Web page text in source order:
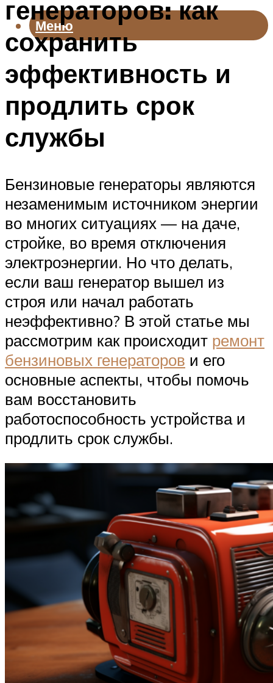
Меню
генераторов: как
сохранить
эффективность и
продлить срок
службы
Бензиновые генераторы являются
незаменимым источником энергии
во многих ситуациях — на даче,
стройке, во время отключения
электроэнергии. Но что делать,
если ваш генератор вышел из
строя или начал работать
неэффективно? В этой статье мы
рассмотрим как происходит ремонт
бензиновых генераторов и его
основные аспекты, чтобы помочь
вам восстановить
работоспособность устройства и
продлить срок службы.